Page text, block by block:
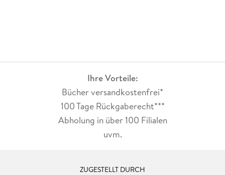
Ihre Vorteile:
Bücher versandkostenfrei*
100 Tage Rückgaberecht***
Abholung in über 100 Filialen
uvm.
ZUGESTELLT DURCH